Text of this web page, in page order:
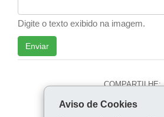
Digite o texto exibido na imagem.
Enviar
COMPARTILHE:
Facebook
Aviso de Cookies